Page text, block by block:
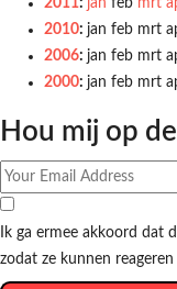
2011: jan feb mrt
2010: jan feb mrt
2006: jan feb mrt
2000: jan feb mrt
Hou mij op
Ik ga ermee akkoord dat
zodat ze kunnen